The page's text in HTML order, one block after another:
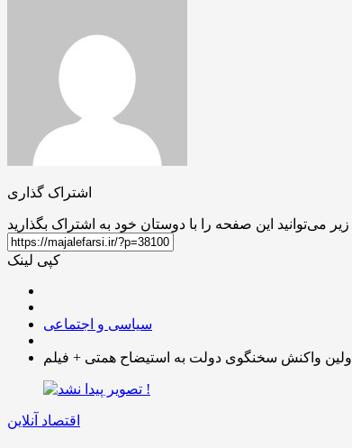
اشتراک گذاری
کپی لینک
سیاسی و اجتماعی
اولین واکنش سخنگوی دولت به استیضاح همتی + فیلم
اقتصاد آنلاین